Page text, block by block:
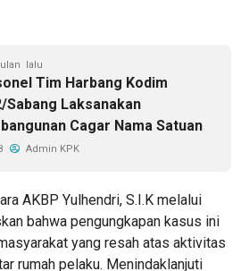
lalu
Tim Harbang Kodim
Sabang Laksanakan
Cagar Nama Satuan
Admin KPK
AKBP Yulhendri, S.I.K melalui
bahwa pengungkapan kasus ini
yang resah atas aktivitas
rumah pelaku. Menindaklanjuti